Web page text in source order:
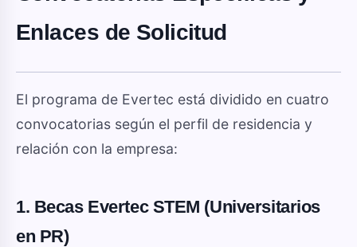
Enlaces de Solicitud
El programa de Evertec está dividido en cuatro
convocatorias según el perfil de residencia y
relación con la empresa:
1. Becas Evertec STEM (Universitarios
en PR)